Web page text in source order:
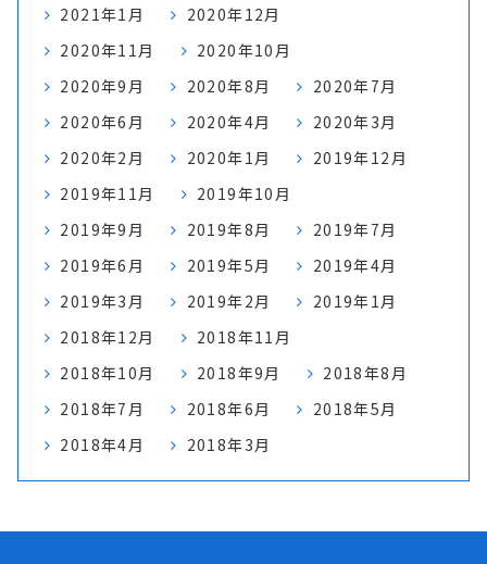
2021年1月
2020年12月
2020年11月
2020年10月
2020年9月
2020年8月
2020年7月
2020年6月
2020年4月
2020年3月
2020年2月
2020年1月
2019年12月
2019年11月
2019年10月
2019年9月
2019年8月
2019年7月
2019年6月
2019年5月
2019年4月
2019年3月
2019年2月
2019年1月
2018年12月
2018年11月
2018年10月
2018年9月
2018年8月
2018年7月
2018年6月
2018年5月
2018年4月
2018年3月